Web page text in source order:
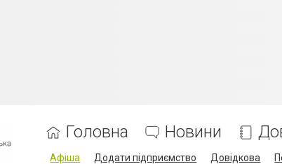
Головна Новини
Афіша Додати підприємство Довідкова